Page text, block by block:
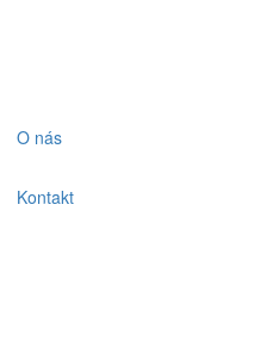
O nás
Kontakt